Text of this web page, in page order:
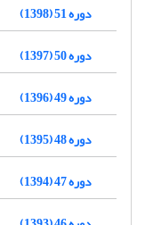
دوره 51 (1398)
دوره 50 (1397)
دوره 49 (1396)
دوره 48 (1395)
دوره 47 (1394)